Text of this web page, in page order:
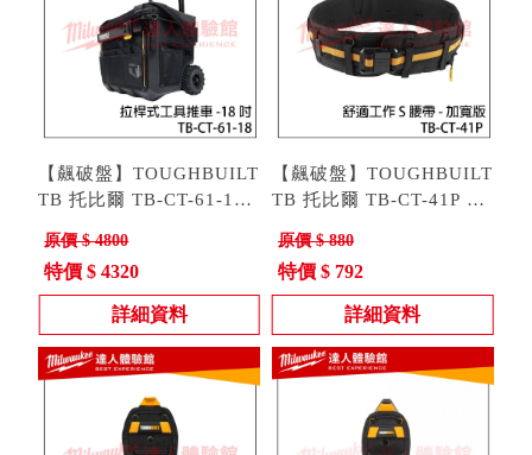
【飆破盤】TOUGHBUILT
TB 托比爾 TB-CT-61-18
工包 工作包 工具收納
原價 $ 4800
特價 $ 4320
詳細資料
【飆破盤】TOUGHBUILT
TB 托比爾 TB-CT-41P 舒
工具 快扣式 軟墊 電工
原價 $ 880
特價 $ 792
詳細資料